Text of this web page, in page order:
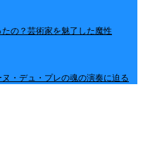
の？芸術家を魅了した魔性
・デュ・プレの魂の演奏に迫る